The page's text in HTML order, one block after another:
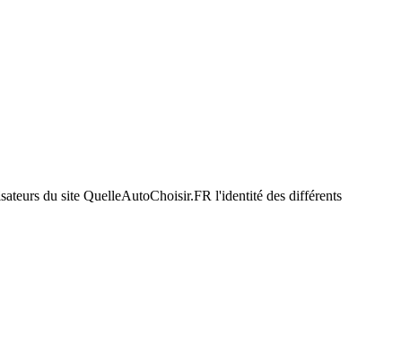
du site QuelleAutoChoisir.FR l'identité des différents